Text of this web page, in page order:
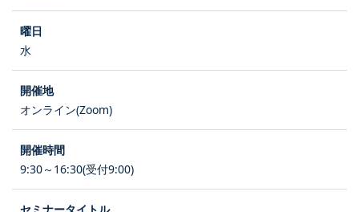
水
オンライン(Zoom)
9:30～16:30(受付9:00)